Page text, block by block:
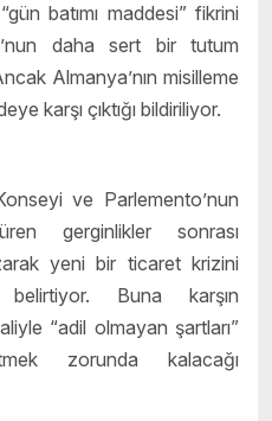
batımı maddesi” fikrini
daha sert bir tutum
Almanya’nın misilleme
karşı çıktığı bildiriliyor.
ve Parlemento’nun
gerginlikler sonrası
yeni bir ticaret krizini
belirtiyor. Buna karşın
“adil olmayan şartları”
zorunda kalacağı